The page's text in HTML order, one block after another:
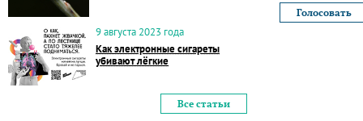
9 августа 2023 года
Как электронные сигареты
убивают лёгкие
Все статьи